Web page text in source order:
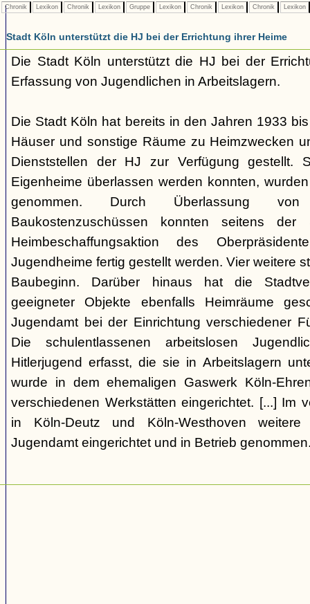
Chronik Lexikon Chronik Lexikon Gruppe Lexikon Chronik Lexikon Chronik Lexikon
Stadt Köln unterstützt die HJ bei der Errichtung ihrer Heime
Die Stadt Köln unterstützt die HJ bei der
Erfassung von Jugendlichen in Arbeitslagern.
Die Stadt Köln hat bereits in den Jahren 1933
Häuser und sonstige Räume zu Heimzwecken
Dienststellen der HJ zur Verfügung gestellt.
Eigenheime überlassen werden konnten,
genommen. Durch Überlassung
Baukostenzuschüssen konnten seitens
Heimbeschaffungsaktion des
Jugendheime fertig gestellt werden. Vier weitere
Baubeginn. Darüber hinaus hat die
geeigneter Objekte ebenfalls Heimräume
Jugendamt bei der Einrichtung verschiedener
Die schulentlassenen arbeitslosen
Hitlerjugend erfasst, die sie in Arbeitslagern
wurde in dem ehemaligen Gaswerk Köln-
verschiedenen Werkstätten eingerichtet. [...] Im
in Köln-Deutz und Köln-Westhoven
Jugendamt eingerichtet und in Betrieb